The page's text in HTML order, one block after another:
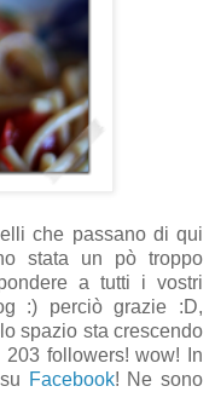
che passano di qui
stata un pò troppo
a tutti i vostri
:) perciò grazie :D,
spazio sta crescendo
followers! wow! In
Facebook! Ne sono